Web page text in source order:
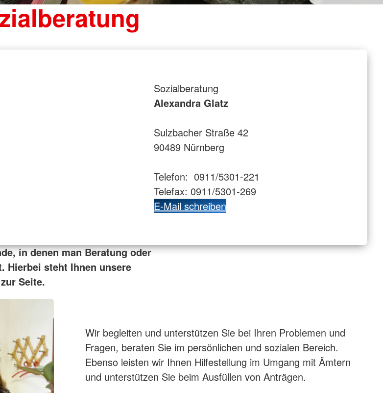
Sozialberatung
Alexandra Glatz
Sulzbacher Straße 42
90489 Nürnberg
Telefon: 0911/5301-221
Telefax: 0911/5301-269
E-Mail schreiben
in denen man Beratung oder
Hierbei steht Ihnen unsere
Seite.
Wir begleiten und unterstützen Sie bei Ihren Problemen und
Fragen, beraten Sie im persönlichen und sozialen Bereich.
Ebenso leisten wir Ihnen Hilfestellung im Umgang mit Ämtern
und unterstützen Sie beim Ausfüllen von Anträgen.